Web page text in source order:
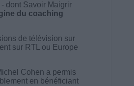
dont Savoir Maigrir
du coaching
de télévision sur
sur RTL ou Europe
Cohen a permis
en bénéficiant